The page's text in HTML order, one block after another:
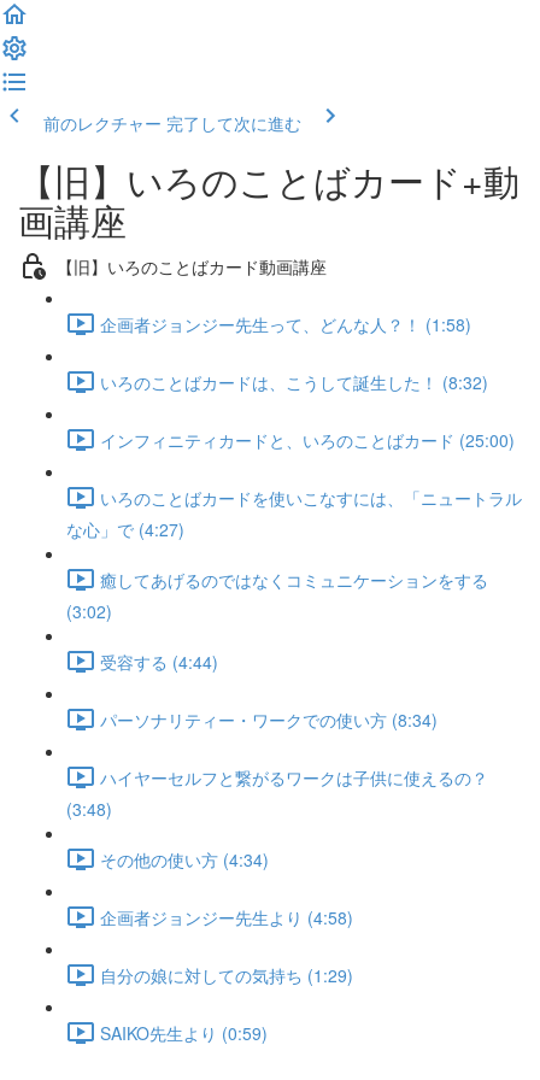
前のレクチャー 完了して次に進む
【旧】いろのことばカード+動
画講座
【旧】いろのことばカード動画講座
企画者ジョンジー先生って、どんな人？！ (1:58)
いろのことばカードは、こうして誕生した！ (8:32)
インフィニティカードと、いろのことばカード (25:00)
いろのことばカードを使いこなすには、「ニュートラル
な心」で (4:27)
癒してあげるのではなくコミュニケーションをする
(3:02)
受容する (4:44)
パーソナリティー・ワークでの使い方 (8:34)
ハイヤーセルフと繋がるワークは子供に使えるの？
(3:48)
その他の使い方 (4:34)
企画者ジョンジー先生より (4:58)
自分の娘に対しての気持ち (1:29)
SAIKO先生より (0:59)